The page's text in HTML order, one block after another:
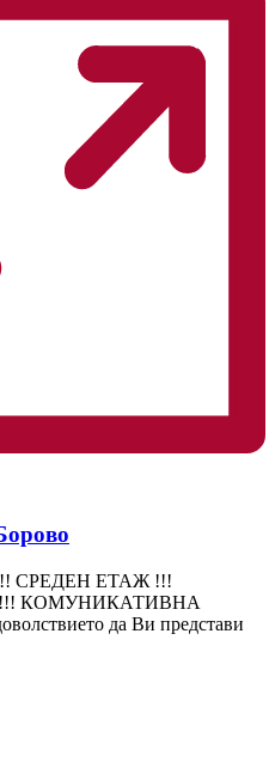
СРЕДЕН ЕТАЖ !!!
КОМУНИКАТИВНА
да Ви представи